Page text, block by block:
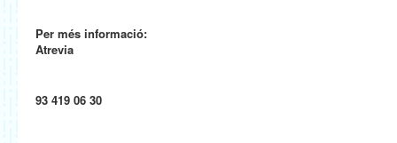
Per més informació:
Atrevia
93 419 06 30